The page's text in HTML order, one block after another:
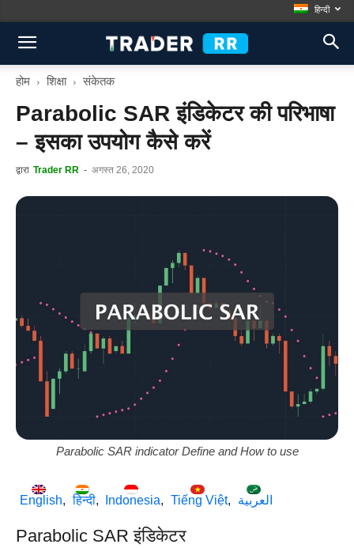
हिन्दी
होम शिक्षा संकेतक
Parabolic SAR इंडिकेटर की परिभाषा
– इसका उपयोग कैसे करें
द्वारा Trader RR - अगस्त 26, 2020
Parabolic SAR indicator Define and How to use
English हिन्दी Indonesia Tiếng Việt العربية
Parabolic SAR इंडिकेटर